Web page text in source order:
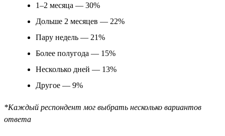
1–2 месяца — 30%
Дольше 2 месяцев — 22%
Пару недель — 21%
Более полугода — 15%
Несколько дней — 13%
Другое — 9%
*Каждый респондент мог выбрать несколько вариантов
ответа